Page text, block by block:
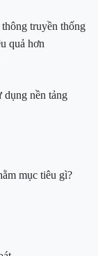
truyền thống
quả hơn
nền tảng
mục tiêu gì?